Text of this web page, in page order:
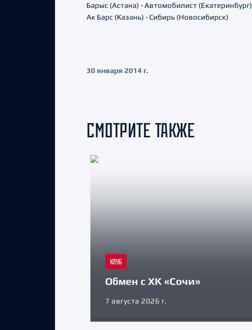
Барыс (Астана) - Автомобилист (Екатеринбург)
Ак Барс (Казань) - Сибирь (Новосибирск)
30 января 2014 г.
СМОТРИТЕ ТАКЖЕ
КЛУБ
Обмен с ХК «Сочи»
7 августа 2026 г.